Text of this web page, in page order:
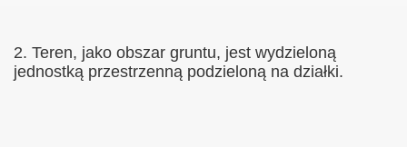
2. Teren, jako obszar gruntu, jest wydzieloną
jednostką przestrzenną podzieloną na działki.